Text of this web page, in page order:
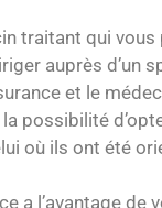
traitant qui
auprès d’un
et le
possibilité
où ils ont été
a l’avantage de